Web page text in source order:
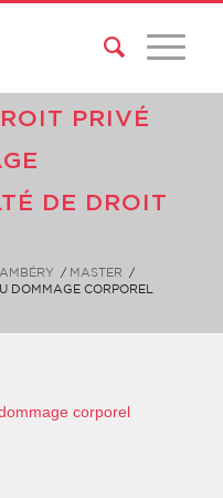
PRIVÉ
DE DROIT
/ MASTER
/
DOMMAGE CORPOREL
corporel